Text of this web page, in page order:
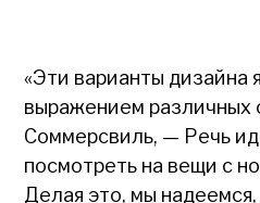
«Эти варианты дизайна
выражением различных
Соммерсвиль, — Речь
посмотреть на вещи с
Делая это, мы